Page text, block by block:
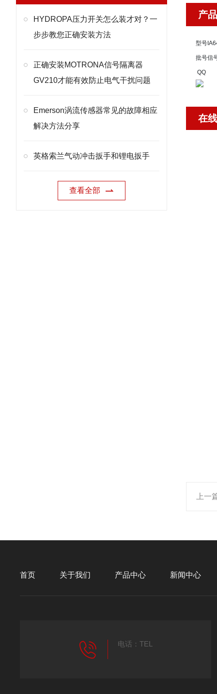
HYDROPA压力开关怎么装才对？一
步步教您正确安装方法
正确安装MOTRONA信号隔离器
GV210才能有效防止电气干扰问题
Emerson涡流传感器常见的故障相应
解决方法分享
英格索兰气动冲击扳手和锂电扳手
查看全部
产
型号
批号信
QQ
在
上一
首页 关于我们 产品中心 新闻中心
电话：TEL